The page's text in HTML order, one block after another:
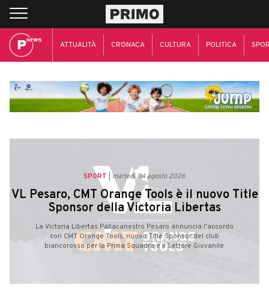
ATTUALITÀ CRONACA CULTURA POLITICA
SPORT martedì 04 agosto 2026
VL Pesaro, CMT Orange Tools è il nuovo Title
Sponsor della Victoria Libertas
La Victoria Libertas Pallacanestro Pesaro annuncia l'accordo
con CMT Orange Tools, nuovo Title Sponsor del club
biancorosso per la Prima Squadra e il Settore Giovanile